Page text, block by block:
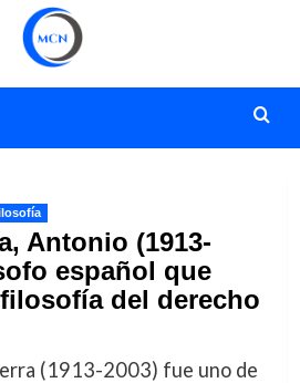
Antonio (1913-
español que
del derecho
(1913-2003) fue uno de